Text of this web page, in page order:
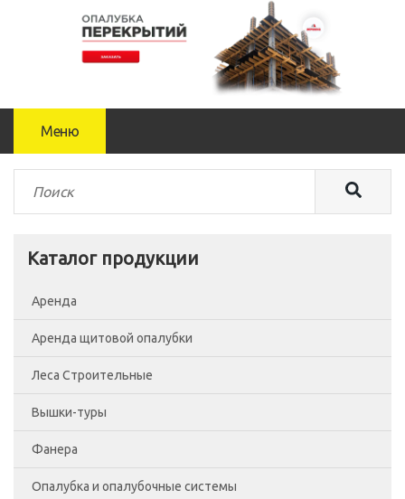
Меню
Каталог продукции
Аренда
Аренда щитовой опалубки
Леса Строительные
Леса рамные
Помосты
Сетка фасадная
Вышки-туры
Вышка-тура ВСП-250/0.7
Вышка-тура ВСП-250/1.2
Фанера
Фанера Россия
Опалубка и опалубочные системы